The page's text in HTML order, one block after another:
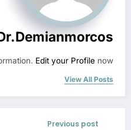
Edit your Profile now.
View All Posts
Previous post